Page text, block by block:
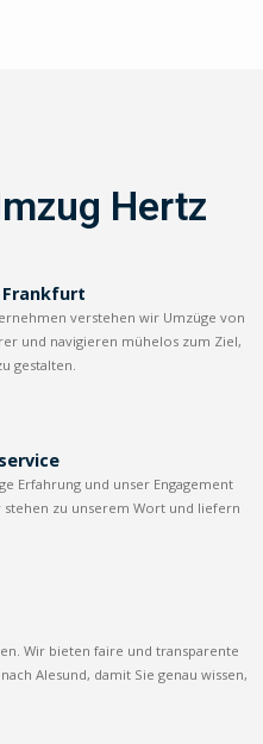
Hertz
Frankfurt
verstehen wir Umzüge von
und navigieren mühelos zum Ziel,
gestalten.
Erfahrung und unser Engagement
zu unserem Wort und liefern
Wir bieten faire und transparente
Alesund, damit Sie genau wissen,